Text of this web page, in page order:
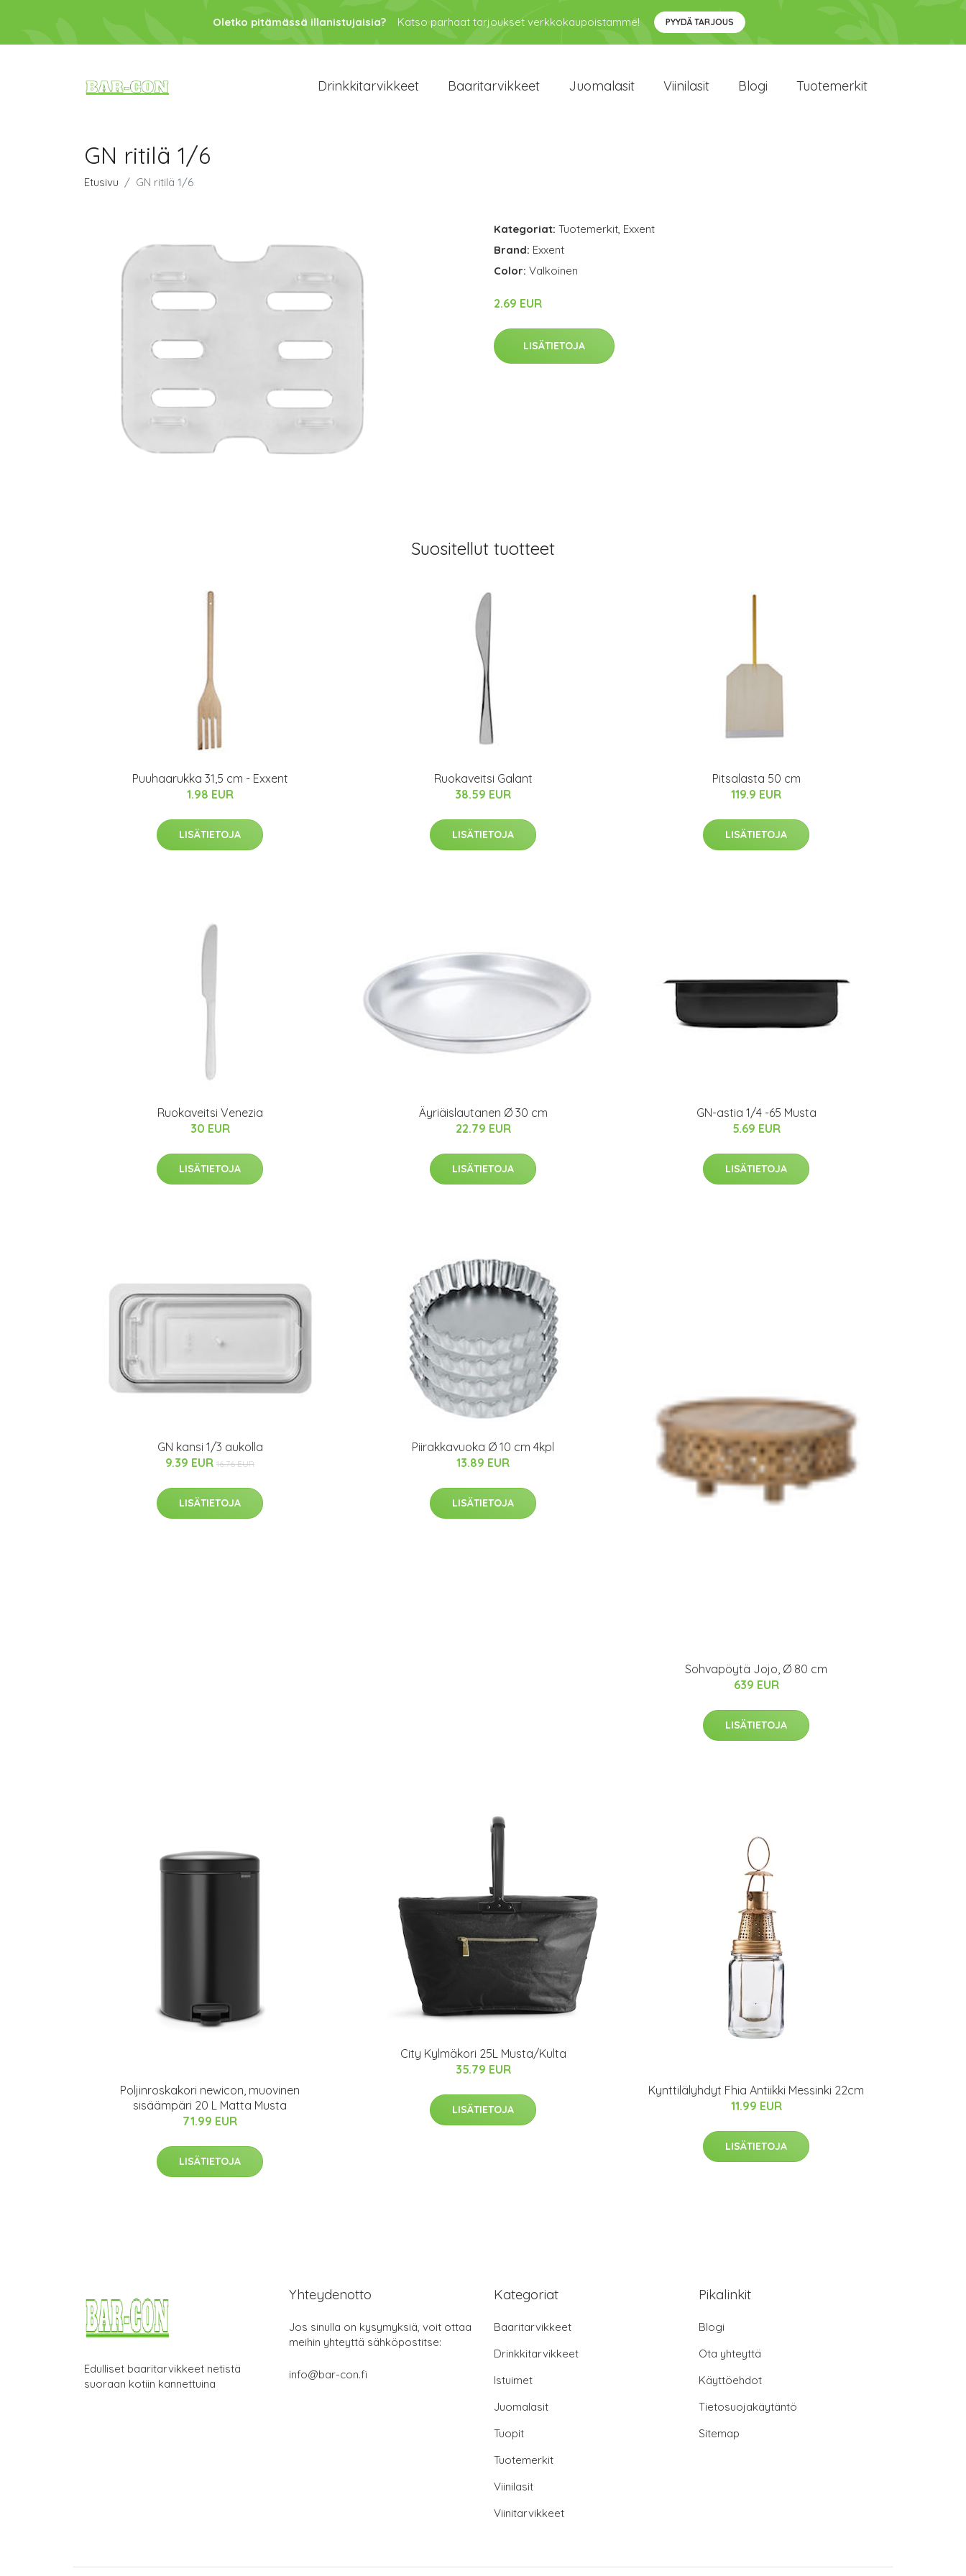
Oletko pitämässä illanistujaisia? Katso parhaat tarjoukset verkkokaupoistamme! PYYDÄ TARJOUS
Drinkkitarvikkeet Baaritarvikkeet Juomalasit Viinilasit Blogi Tuotemerkit
GN ritilä 1/6
Etusivu GN ritilä 1/6
Kategoriat: Tuotemerkit, Exxent
Brand: Exxent
Color: Valkoinen
2.69 EUR
LISÄTIETOJA
Suositellut tuotteet
Puuhaarukka 31,5 cm - Exxent
1.98 EUR
LISÄTIETOJA
Ruokaveitsi Galant
38.59 EUR
LISÄTIETOJA
Pitsalasta 50 cm
119.9 EUR
LISÄTIETOJA
Ruokaveitsi Venezia
30 EUR
LISÄTIETOJA
Äyriäislautanen Ø 30 cm
22.79 EUR
LISÄTIETOJA
GN-astia 1/4 -65 Musta
5.69 EUR
LISÄTIETOJA
GN kansi 1/3 aukolla
9.39 EUR 16.76 EUR
LISÄTIETOJA
Piirakkavuoka Ø 10 cm 4kpl
13.89 EUR
LISÄTIETOJA
Sohvapöytä Jojo, Ø 80 cm
639 EUR
LISÄTIETOJA
Poljinroskakori newicon, muovinen
sisäämpäri 20 L Matta Musta
71.99 EUR
LISÄTIETOJA
City Kylmäkori 25L Musta/Kulta
35.79 EUR
LISÄTIETOJA
Kynttilälyhdyt Fhia Antiikki Messinki 22cm
11.99 EUR
LISÄTIETOJA
Edulliset baaritarvikkeet netistä
suoraan kotiin kannettuina
Yhteydenotto
Jos sinulla on kysymyksiä, voit ottaa
meihin yhteyttä sähköpostitse:
info@bar-con.fi
Kategoriat
Baaritarvikkeet
Drinkkitarvikkeet
Istuimet
Juomalasit
Tuopit
Tuotemerkit
Viinilasit
Viinitarvikkeet
Pikalinkit
Blogi
Ota yhteyttä
Käyttöehdot
Tietosuojakäytäntö
Sitemap